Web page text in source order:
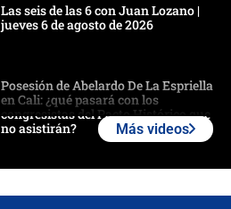
Las seis de las 6 con Juan Lozano |
jueves 6 de agosto de 2026
Posesión de Abelardo De La Espriella
en Cali: ¿qué pasará con los
congresistas del Pacto Histórico que
no asistirán?
Más videos